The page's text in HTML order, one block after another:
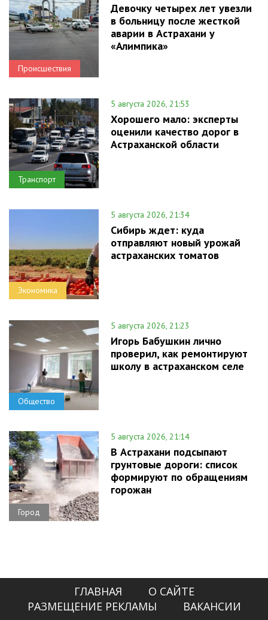
Происшествия
Девочку четырех лет увезли
в больницу после жесткой
аварии в Астрахани у
«Алимпика»
Транспорт
5 августа 2026, 21:53
Хорошего мало: эксперты
оценили качество дорог в
Астраханской области
Экономика
5 августа 2026, 21:34
Сибирь ждет: куда
отправляют новый урожай
астраханских томатов
Общество
5 августа 2026, 21:23
Игорь Бабушкин лично
проверил, как ремонтируют
школу в астраханском селе
Город
5 августа 2026, 21:14
В Астрахани подсыпают
грунтовые дороги: список
формируют по обращениям
горожан
ГЛАВНАЯ
О САЙТЕ
РАЗМЕЩЕНИЕ РЕКЛАМЫ
ВАКАНСИИ